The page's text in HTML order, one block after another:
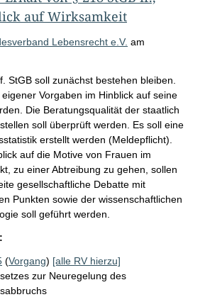
auf Wirksamkeit
Lebensrecht e.V. am
StGB soll zunächst bestehen bleiben.
Vorgaben im Hinblick auf seine
Die Beratungsqualität der staatlich
soll überprüft werden. Es soll eine
erstellt werden (Meldepflicht).
auf die Motive von Frauen im
zu einer Abtreibung zu gehen, sollen
gesellschaftliche Debatte mit
Punkten sowie der wissenschaftlichen
soll geführt werden.
(Vorgang) [alle RV hierzu]
zur Neuregelung des